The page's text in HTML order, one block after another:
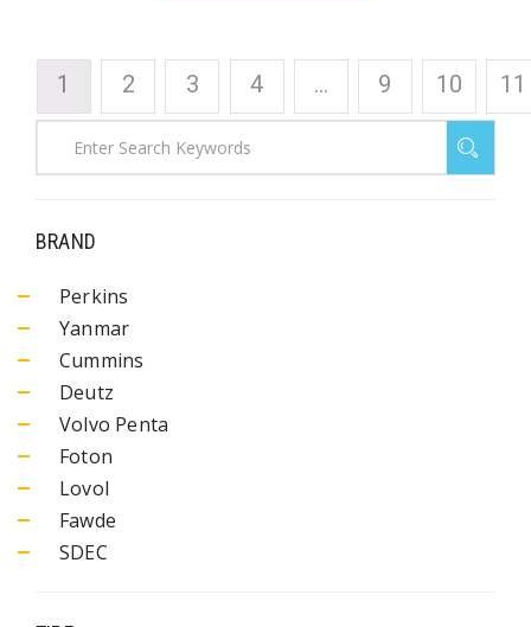
1 2 3 4 … 9 10 11
BRAND
Perkins
Yanmar
Cummins
Deutz
Volvo Penta
Foton
Lovol
Fawde
SDEC